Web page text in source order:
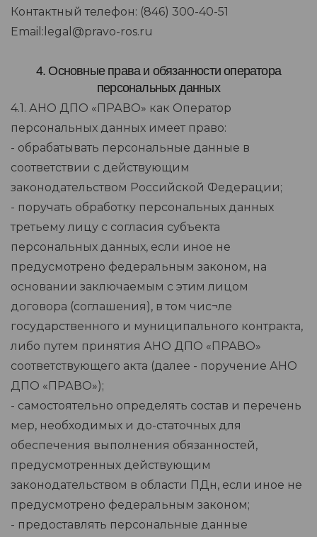
Контактный телефон: (846) 300-40-51
Email:legal@pravo-ros.ru
4. Основные права и обязанности оператора
персональных данных
4.1. АНО ДПО «ПРАВО» как Оператор
персональных данных имеет право:
- обрабатывать персональные данные в
соответствии с действующим
законодательством Российской Федерации;
- поручать обработку персональных данных
третьему лицу с согласия субъекта
персональных данных, если иное не
предусмотрено федеральным законом, на
основании заключаемым с этим лицом
договора (соглашения), в том чис¬ле
государственного и муниципального контракта,
либо путем принятия АНО ДПО «ПРАВО»
соответствующего акта (далее - поручение АНО
ДПО «ПРАВО»);
- самостоятельно определять состав и перечень
мер, необходимых и до-статочных для
обеспечения выполнения обязанностей,
предусмотренных действующим
законодательством в области ПДн, если иное не
предусмотрено федеральным законом;
- предоставлять персональные данные